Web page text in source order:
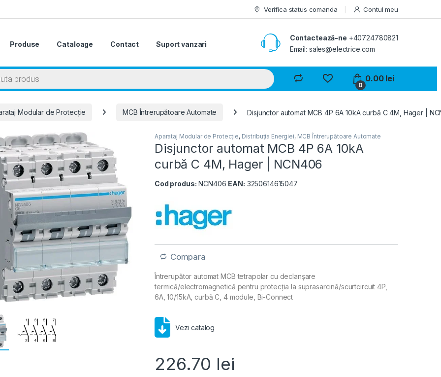
Verifica status comanda Contul meu
Produse Cataloage Contact Suport vanzari
Contactează-ne +40724780821
Email: sales@electrice.com
0
0.00 lei
Modular de Protecție MCB Întrerupătoare Automate Disjunctor automat MCB 4P 6A 10kA curbă C 4M, Hager |
Aparataj Modular de Protecție, Distribuția Energiei, MCB Întrerupătoare Automate
Disjunctor automat MCB 4P 6A 10kA
curbă C 4M, Hager | NCN406
Cod produs: NCN406 EAN: 3250614615047
Compara
Întrerupător automat MCB tetrapolar cu declanșare
termică/electromagnetică pentru protecția la suprasarcină/scurtcircuit 4P,
6A, 10/15kA, curbă C, 4 module, Bi-Connect
Vezi catalog
226.70 lei